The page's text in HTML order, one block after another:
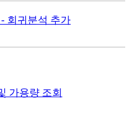
회귀분석 추가
가용량 조회